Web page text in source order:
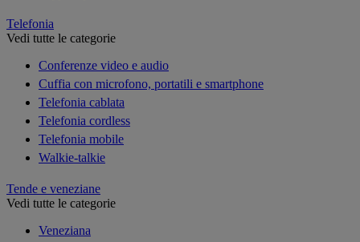
Telefonia
Vedi tutte le categorie
Conferenze video e audio
Cuffia con microfono, portatili e smartphone
Telefonia cablata
Telefonia cordless
Telefonia mobile
Walkie-talkie
Tende e veneziane
Vedi tutte le categorie
Veneziana